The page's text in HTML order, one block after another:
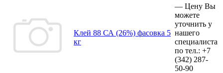
Клей 88 СА (26%) фасовка 5
кг
— Цену Вы
можете
уточнить у
нашего
специалиста
по тел.: +7
(342) 287-
50-90